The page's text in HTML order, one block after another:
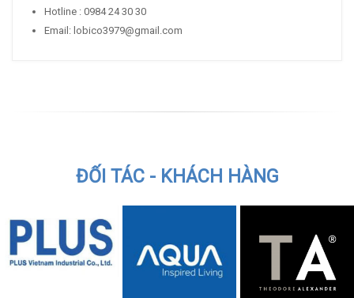
Hotline : 0984 24 30 30
Email: lobico3979@gmail.com
ĐỐI TÁC - KHÁCH HÀNG